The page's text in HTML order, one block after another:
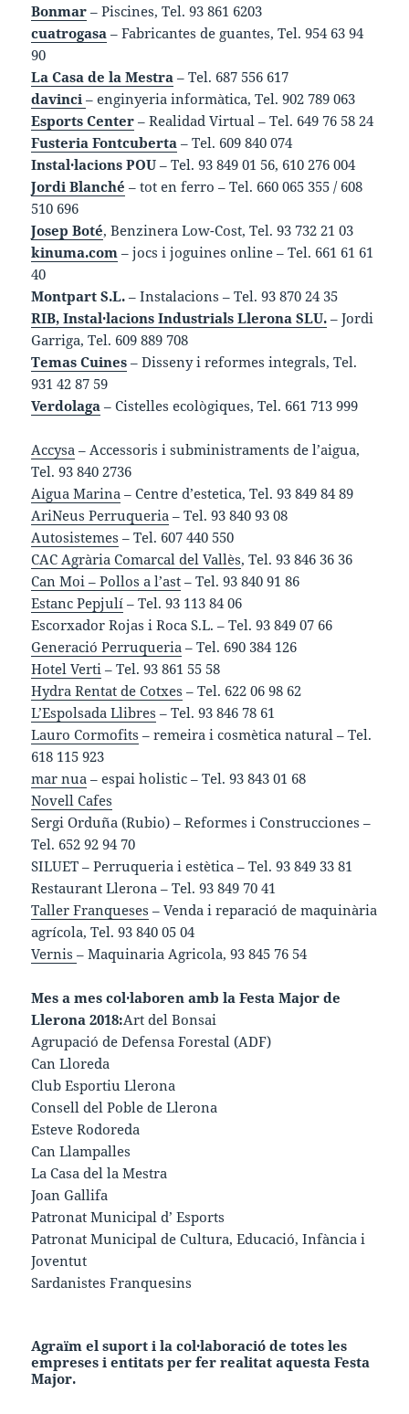
Bonmar – Piscines, Tel. 93 861 6203
cuatrogasa – Fabricantes de guantes, Tel. 954 63 94
90
La Casa de la Mestra – Tel. 687 556 617
davinci – enginyeria informàtica, Tel. 902 789 063
Esports Center – Realidad Virtual – Tel. 649 76 58 24
Fusteria Fontcuberta – Tel. 609 840 074
Instal·lacions POU – Tel. 93 849 01 56, 610 276 004
Jordi Blanché – tot en ferro – Tel. 660 065 355 / 608
510 696
Josep Boté, Benzinera Low-Cost, Tel. 93 732 21 03
kinuma.com – jocs i joguines online – Tel. 661 61 61
40
Montpart S.L. – Instalacions – Tel. 93 870 24 35
RIB, Instal·lacions Industrials Llerona SLU. – Jordi
Garriga, Tel. 609 889 708
Temas Cuines – Disseny i reformes integrals, Tel.
931 42 87 59
Verdolaga – Cistelles ecològiques, Tel. 661 713 999
Accysa – Accessoris i subministraments de l’aigua,
Tel. 93 840 2736
Aigua Marina – Centre d’estetica, Tel. 93 849 84 89
AriNeus Perruqueria – Tel. 93 840 93 08
Autosistemes – Tel. 607 440 550
CAC Agrària Comarcal del Vallès, Tel. 93 846 36 36
Can Moi – Pollos a l’ast – Tel. 93 840 91 86
Estanc Pepjulí – Tel. 93 113 84 06
Escorxador Rojas i Roca S.L. – Tel. 93 849 07 66
Generació Perruqueria – Tel. 690 384 126
Hotel Verti – Tel. 93 861 55 58
Hydra Rentat de Cotxes – Tel. 622 06 98 62
L’Espolsada Llibres – Tel. 93 846 78 61
Lauro Cormofits – remeira i cosmètica natural – Tel.
618 115 923
mar nua – espai holistic – Tel. 93 843 01 68
Novell Cafes
Sergi Orduña (Rubio) – Reformes i Construcciones –
Tel. 652 92 94 70
SILUET – Perruqueria i estètica – Tel. 93 849 33 81
Restaurant Llerona – Tel. 93 849 70 41
Taller Franqueses – Venda i reparació de maquinària
agrícola, Tel. 93 840 05 04
Vernis– Maquinaria Agricola, 93 845 76 54
Mes a mes col·laboren amb la Festa Major de
Llerona 2018:Art del Bonsai
Agrupació de Defensa Forestal (ADF)
Can Lloreda
Club Esportiu Llerona
Consell del Poble de Llerona
Esteve Rodoreda
Can Llampalles
La Casa del la Mestra
Joan Gallifa
Patronat Municipal d’ Esports
Patronat Municipal de Cultura, Educació, Infància i
Joventut
Sardanistes Franquesins
Agraïm el suport i la col·laboració de totes les
empreses i entitats per fer realitat aquesta Festa
Major.